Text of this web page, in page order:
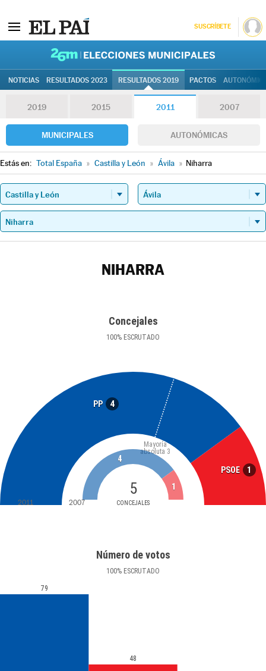
SUSCRÍBETE
NOTICIAS RESULTADOS 2023 RESULTADOS 2019 PACTOS
2019 2015 2011 2007
MUNICIPALES AUTONÓMICAS
Estás en: Total España » Castilla y León » Ávila » Niharra
NIHARRA
Concejales
100% ESCRUTADO
PP 4
PSOE 1
5
CONCEJALES
Mayoría
absoluta 3
4
1
2011 2007
Número de votos
100% ESCRUTADO
79
48